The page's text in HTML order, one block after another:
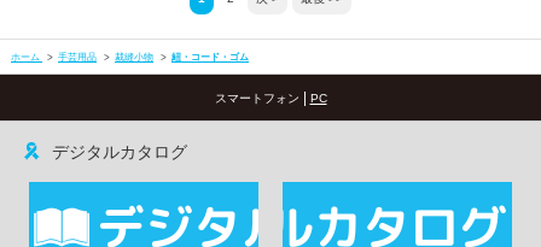
ホーム > 手芸用品 > 裁縫小物 > 紐・コード・ゴム
スマートフォン PC
デジタルカタログ